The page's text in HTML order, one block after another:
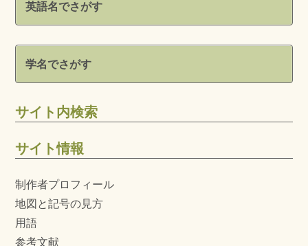
英語名でさがす
学名でさがす
サイト内検索
サイト情報
制作者プロフィール
地図と記号の見方
用語
参考文献